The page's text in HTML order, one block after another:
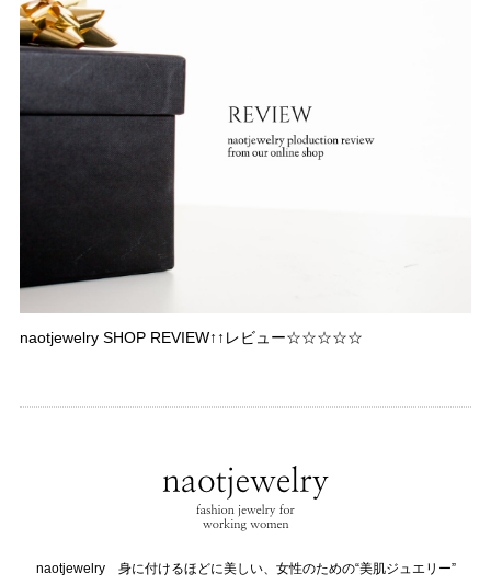
naotjewelry SHOP REVIEW↑↑レビュー☆☆☆☆☆
naotjewelry 身に付けるほどに美しい、女性のための“美肌ジュエリー”